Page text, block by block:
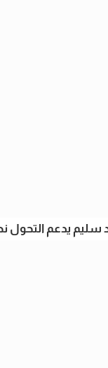
سليم يدعم التحول